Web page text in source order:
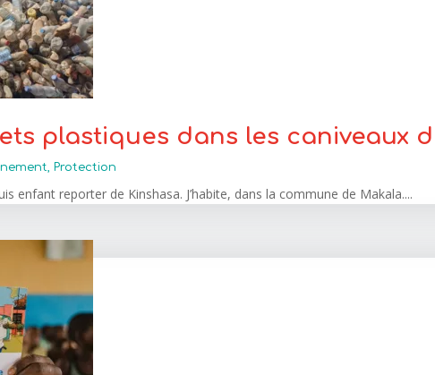
plastiques dans les caniveaux
, Protection
enfant reporter de Kinshasa. J’habite, dans la commune de Makala....